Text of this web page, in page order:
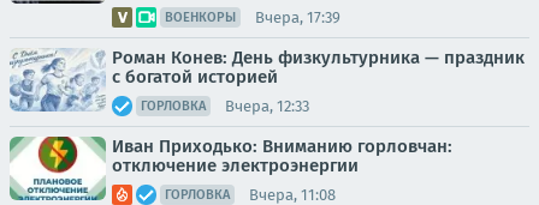
ВОЕНКОРЫ Вчера, 17:39
Роман Конев: День физкультурника — праздник
с богатой историей
ГОРЛОВКА Вчера, 12:33
Иван Приходько: Вниманию горловчан:
отключение электроэнергии
ГОРЛОВКА Вчера, 11:08